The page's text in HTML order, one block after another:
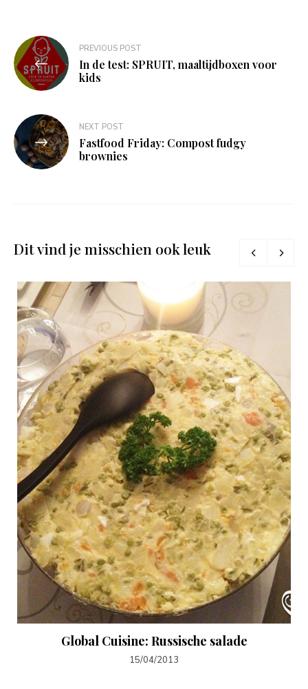
Bericht
navigatie
PREVIOUS POST
In de test: SPRUIT, maaltijdboxen voor
kids
NEXT POST
Fastfood Friday: Compost fudgy
brownies
Dit vind je misschien ook leuk
Global Cuisine: Russische salade
15/04/2013